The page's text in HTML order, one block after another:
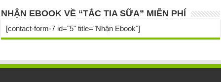
NHẬN EBOOK VỀ “TẮC TIA SỮA” MIỄN PHÍ
[contact-form-7 id="5" title="Nhận Ebook"]